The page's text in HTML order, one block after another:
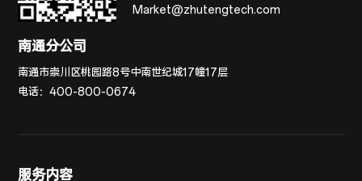
Market@zhutengtech.com
南通分公司
南通市崇川区桃园路8号中南世纪城17幢17层
电话：400-800-0674
服务内容